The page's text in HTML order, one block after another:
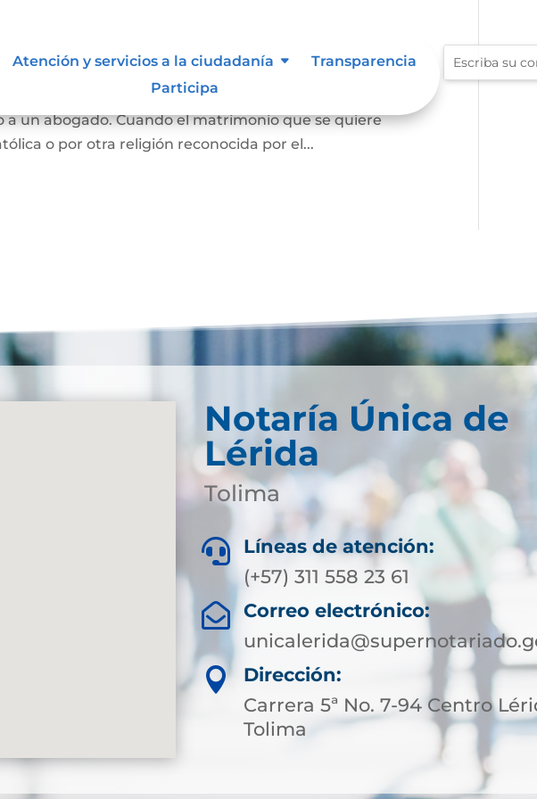
Atención y servicios a la ciudadanía
Transparencia
Participa
puede hace en notaría, siempre que las partes estén
un abogado. Cuando el matrimonio que se quiere
o por otra religión reconocida por el...
Notaría Única de
Lérida
Tolima

Líneas de atención:
(+57) 311 558 23 61

Correo electrónico:

Dirección:
Carrera 5ª No. 7-94 Centro
Tolima